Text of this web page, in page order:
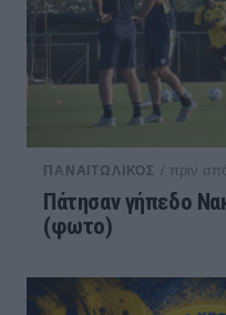
ΠΑΝΑΙΤΩΛΙΚΟΣ / πριν
Πάτησαν γήπεδο
(φωτο)